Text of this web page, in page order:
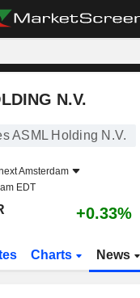
N.V.
N.V.
ASML Holding N.V.
Amsterdam
EDT
+0.33%
Charts News